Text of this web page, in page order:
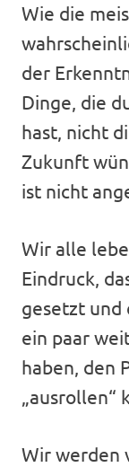
Wie die
der
Dinge, die
hast, nicht
Zukunft
ist nicht
Wir alle
Eindruck,
gesetzt und
ein paar
haben, den
„ausrollen“
Wir werden